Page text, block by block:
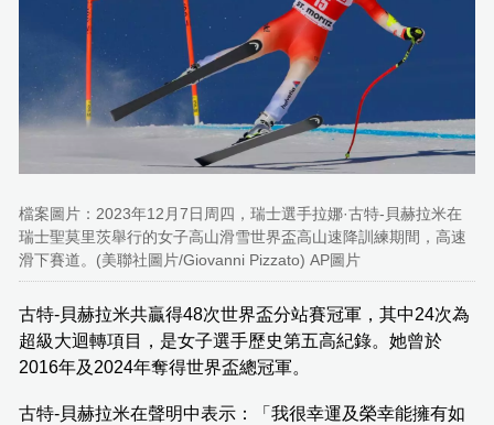
檔案圖片：2023年12月7日周四，瑞士選手拉娜·古特-貝赫拉米在
瑞士聖莫里茨舉行的女子高山滑雪世界盃高山速降訓練期間，高速
滑下賽道。(美聯社圖片/Giovanni Pizzato) AP圖片
古特-貝赫拉米共贏得48次世界盃分站賽冠軍，其中24次為
超級大迴轉項目，是女子選手歷史第五高紀錄。她曾於
2016年及2024年奪得世界盃總冠軍。
古特-貝赫拉米在聲明中表示：「我很幸運及榮幸能擁有如